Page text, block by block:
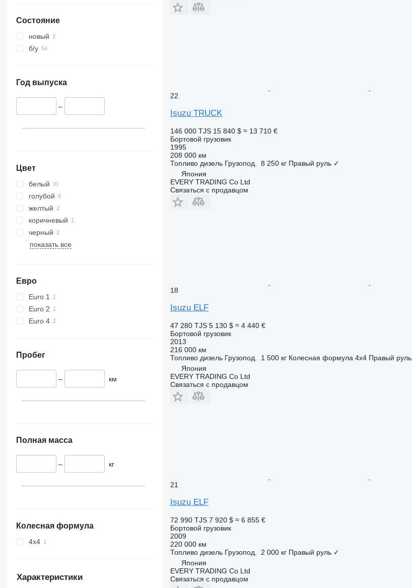
Состояние
новый
б/у
Год выпуска
–
Цвет
белый
голубой
желтый
коричневый
черный
показать все
Евро
Euro 1
Euro 2
Euro 4
Пробег
– км
Полная масса
– кг
Колесная формула
4x4
Характеристики
22
Isuzu TRUCK
146 000 TJS 15 840 $ ≈ 13 710 €
Бортовой грузовик
1995
208 000 км
Топливо дизель Грузопод. 8 250 кг Правый руль ✓
Япония
EVERY TRADING Co Ltd
Связаться с продавцом
18
Isuzu ELF
47 280 TJS 5 130 $ ≈ 4 440 €
Бортовой грузовик
2013
216 000 км
Топливо дизель Грузопод. 1 500 кг Колесная формула 4x4 Правый руль
Япония
EVERY TRADING Co Ltd
Связаться с продавцом
21
Isuzu ELF
72 990 TJS 7 920 $ ≈ 6 855 €
Бортовой грузовик
2009
220 000 км
Топливо дизель Грузопод. 2 000 кг Правый руль ✓
Япония
EVERY TRADING Co Ltd
Связаться с продавцом